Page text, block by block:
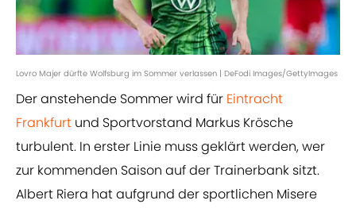
Lovro Majer dürfte Wolfsburg im Sommer verlassen | DeFodi Images/GettyImages
Der anstehende Sommer wird für Eintracht
Frankfurt und Sportvorstand Markus Krösche
turbulent. In erster Linie muss geklärt werden, wer
zur kommenden Saison auf der Trainerbank sitzt.
Albert Riera hat aufgrund der sportlichen Misere